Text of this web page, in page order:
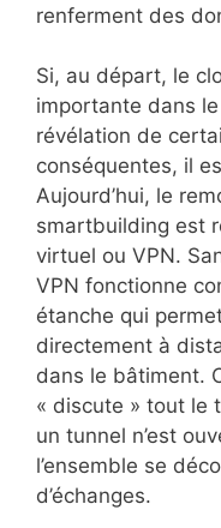
renferment des
Si, au départ, le
importante dans
révélation de
conséquentes, il
Aujourd’hui, le
smartbuilding est
virtuel ou VPN.
VPN fonctionne
étanche qui
directement à
dans le bâtiment.
« discute » tout le
un tunnel n’est
l’ensemble se
d’échanges.